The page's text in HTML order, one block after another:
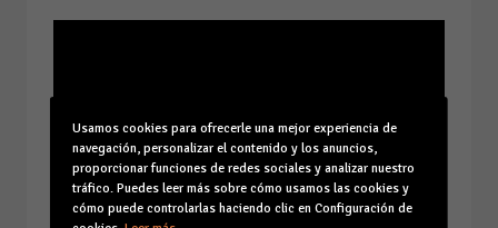
Usamos cookies para ofrecerle una mejor experiencia de
navegación, personalizar el contenido y los anuncios,
proporcionar funciones de redes sociales y analizar nuestro
tráfico. Puedes leer más sobre cómo usamos las cookies y
cómo puede controlarlas haciendo clic en Configuración de